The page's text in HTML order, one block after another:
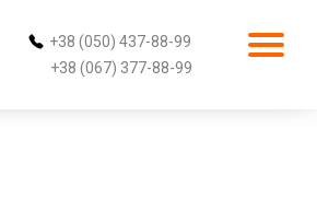
+38 (050) 437-88-99
+38 (067) 377-88-99